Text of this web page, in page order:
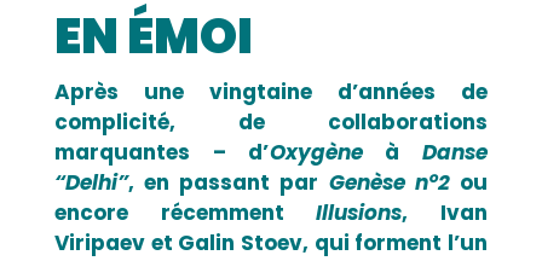
EN ÉMOI
Après une vingtaine d’années de
complicité, de collaborations
marquantes – d’OxygèneàDanse
“Delhi”, en passant par Genèse n°2ou
encore récemmentIllusions, Ivan
Viripaev et Galin Stoev, qui forment l’un